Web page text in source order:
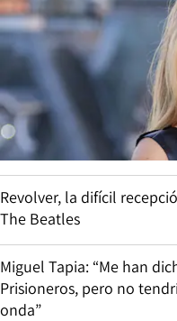
Revolver, la difícil
The Beatles
Miguel Tapia: “Me han
Prisioneros, pero no
onda”